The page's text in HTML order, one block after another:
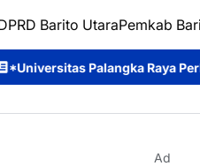
Barito UtaraPemkab
Perkuat SDM Polri Lewat
Ad